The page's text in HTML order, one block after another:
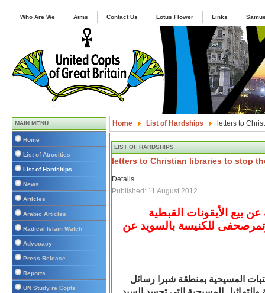
Who Are We Aims Contact Us Lotus Flower Links
MAIN MENU
Home
List of Atrocities
List of Hardships
News
Articles
Arabic Articles
Radical Islam Watch
Advocacy
Press Release
Reports
UN Study re Copts
Home List of Hardships letters to
LIST OF HARDSHIPS
letters to Christian libraries to stop
Details
Published: 11 August 2012
بيع الأيقونات القبطية
للكنيسة بالسويد عن
المسيحية بمنطقة شبرا رسائل